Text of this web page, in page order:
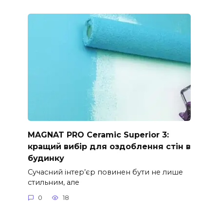
MAGNAT PRO Ceramic Superior 3:
кращий вибір для оздоблення стін в
будинку
Сучасний інтер’єр повинен бути не лише
стильним, але
0 18